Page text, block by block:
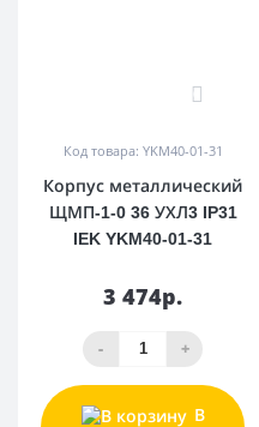
Код товара: YKM40-01-31
Корпус металлический
ЩМП-1-0 36 УХЛ3 IP31
IEK YKM40-01-31
3 474р.
- +
В